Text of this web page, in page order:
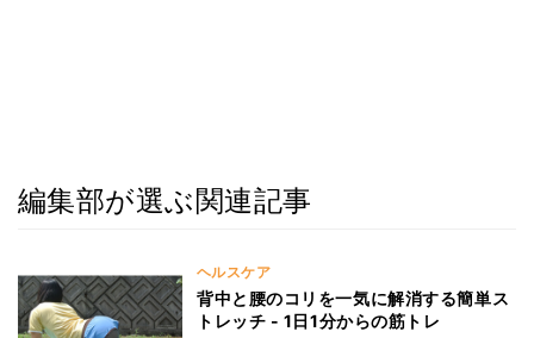
編集部が選ぶ関連記事
ヘルスケア
背中と腰のコリを一気に解消する簡単ス
トレッチ - 1日1分からの筋トレ